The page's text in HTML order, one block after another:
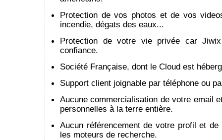
Protection de vos photos et de vos
incendie, dégats des eaux...
Protection de votre vie privée car
confiance.
Société Française, dont le Cloud est
Support client joignable par téléphone ou
Aucune commercialisation de votre email
personnelles à la terre entière.
Aucun référencement de votre profil et
les moteurs de recherche.